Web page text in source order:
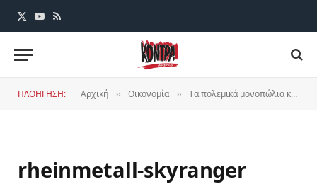
X
YouTube
RSS
ΠΛΟΗΓΗΣΗ: Αρχική » Οικονομία » Tα πολεμικά μονοπώλια και το ανώτατο κέρδος
rheinmetall-skyranger